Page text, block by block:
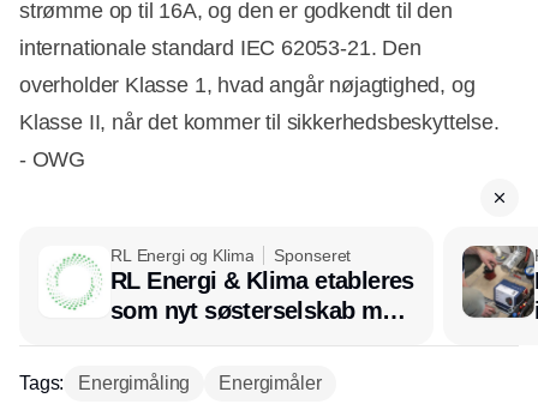
Annonce
strømme op til 16A, og den er godkendt til den
internationale standard IEC 62053-21. Den
overholder Klasse 1, hvad angår nøjagtighed, og
Klasse II, når det kommer til sikkerhedsbeskyttelse.
- OWG
RL Energi og Klima Sponseret
RL Energi & Klima etableres
som nyt søsterselskab med
afsæt i RL Ventilation
Tags: Energimåling Energimåler